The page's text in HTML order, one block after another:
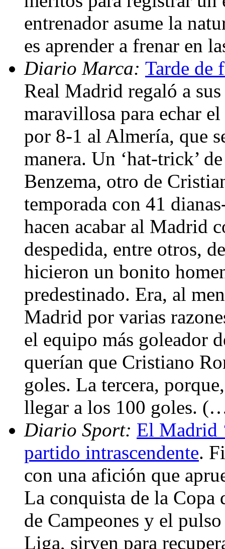
entrenador asume la
es aprender a frenar en
Diario Marca: Tarde de
Real Madrid regaló a
maravillosa para echar
por 8-1 al Almería, que
manera. Un ‘hat-trick’
Benzema, otro de
temporada con 41
hacen acabar al Madrid
despedida, entre otros,
hicieron un bonito
predestinado. Era, al
Madrid por varias
el equipo más goleador
querían que Cristiano
goles. La tercera,
llegar a los 100 goles.
Diario Sport: El Madrid
partido intrascendente.
con una afición que
La conquista de la Copa
de Campeones y el
Liga, sirven para